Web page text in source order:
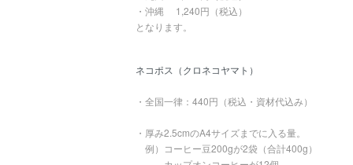
・沖縄 1,240円（税込）
となります。
ネコポス（クロネコヤマト）
・全国一律：440円（税込・資材代込み）
・厚み2.5cmのA4サイズまでに入る量。
例）コーヒー豆200gが2袋（合計400g）